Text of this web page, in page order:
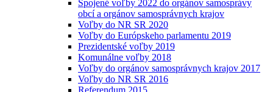
Spojené voľby 2022 do orgánov samosprávy
obcí a orgánov samosprávnych krajov
Voľby do NR SR 2020
Voľby do Európskeho parlamentu 2019
Prezidentské voľby 2019
Komunálne voľby 2018
Voľby do orgánov samosprávnych krajov 2017
Voľby do NR SR 2016
Referendum 2015